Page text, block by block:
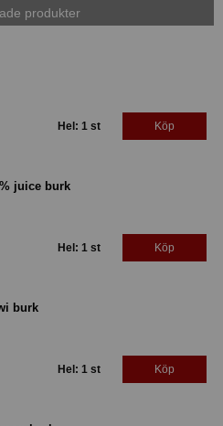
produkter
Hel: 1 st Köp
juice burk
Hel: 1 st Köp
burk
Hel: 1 st Köp